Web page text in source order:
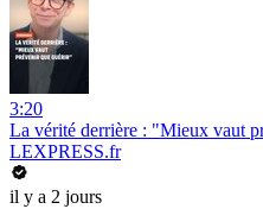
3:20
La vérité derrière : "Mieux vaut
LEXPRESS.fr
il y a 2 jours